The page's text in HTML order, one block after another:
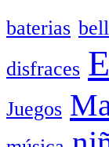
baterias
disfraces
Juegos